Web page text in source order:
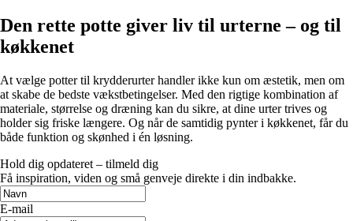
Den rette potte giver liv til urterne – og til
køkkenet
At vælge potter til krydderurter handler ikke kun om æstetik, men om
at skabe de bedste vækstbetingelser. Med den rigtige kombination af
materiale, størrelse og dræning kan du sikre, at dine urter trives og
holder sig friske længere. Og når de samtidig pynter i køkkenet, får du
både funktion og skønhed i én løsning.
Hold dig opdateret – tilmeld dig
Få inspiration, viden og små genveje direkte i din indbakke.
E-mail